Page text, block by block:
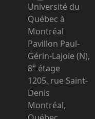
Université du
Québec à
Montréal
Pavillon Paul-
Gérin-Lajoie (N),
8e étage
1205, rue Saint-
Denis
Montréal,